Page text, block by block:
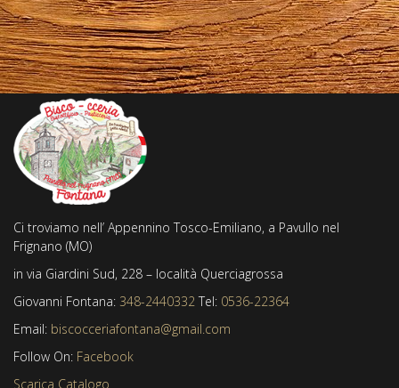
Ci troviamo nell’ Appennino Tosco-Emiliano, a Pavullo nel
Frignano (MO)
in via Giardini Sud, 228 – località Querciagrossa
Giovanni Fontana: 348-2440332 Tel: 0536-22364
Email: biscocceriafontana@gmail.com
Follow On: Facebook
Scarica Catalogo